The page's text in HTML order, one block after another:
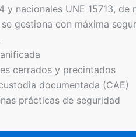
y nacionales UNE 15713, de
gestiona con máxima
cerrados y precintados
documentada (CAE)
prácticas de seguridad